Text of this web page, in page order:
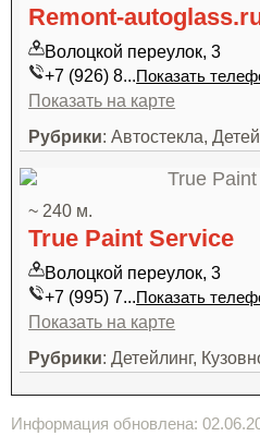
Remont-
Волоцкой переулок, 3
+7 (926) 8...Показать
Показать на карте
Рубрики: Автостекла,
~ 240 м.
True Paint Service
Волоцкой переулок, 3
+7 (995) 7...Показать
Показать на карте
Рубрики: Детейлинг,
Информация обновлена: